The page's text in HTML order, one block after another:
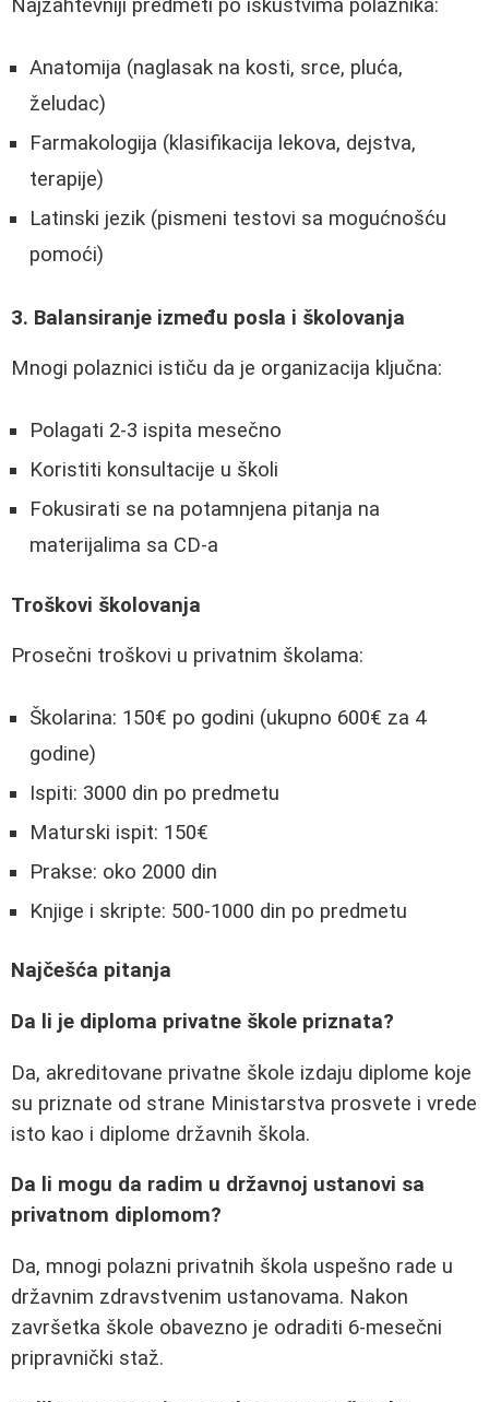
Najzahtevniji predmeti po iskustvima polaznika:
Anatomija (naglasak na kosti, srce, pluća,
želudac)
Farmakologija (klasifikacija lekova, dejstva,
terapije)
Latinski jezik (pismeni testovi sa mogućnošću
pomoći)
3. Balansiranje između posla i školovanja
Mnogi polaznici ističu da je organizacija ključna:
Polagati 2-3 ispita mesečno
Koristiti konsultacije u školi
Fokusirati se na potamnjena pitanja na
materijalima sa CD-a
Troškovi školovanja
Prosečni troškovi u privatnim školama:
Školarina: 150€ po godini (ukupno 600€ za 4
godine)
Ispiti: 3000 din po predmetu
Maturski ispit: 150€
Prakse: oko 2000 din
Knjige i skripte: 500-1000 din po predmetu
Najčešća pitanja
Da li je diploma privatne škole priznata?
Da, akreditovane privatne škole izdaju diplome koje
su priznate od strane Ministarstva prosvete i vrede
isto kao i diplome državnih škola.
Da li mogu da radim u državnoj ustanovi sa
privatnom diplomom?
Da, mnogi polazni privatnih škola uspešno rade u
državnim zdravstvenim ustanovama. Nakon
završetka škole obavezno je odraditi 6-mesečni
pripravnički staž.